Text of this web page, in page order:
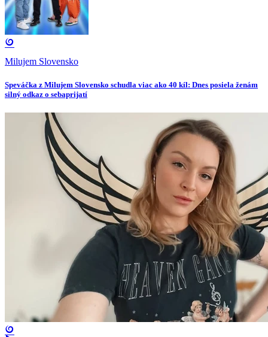
Milujem Slovensko
Speváčka z Milujem Slovensko schudla viac ako 40 kíl: Dnes posiela ženám
silný odkaz o sebaprijatí